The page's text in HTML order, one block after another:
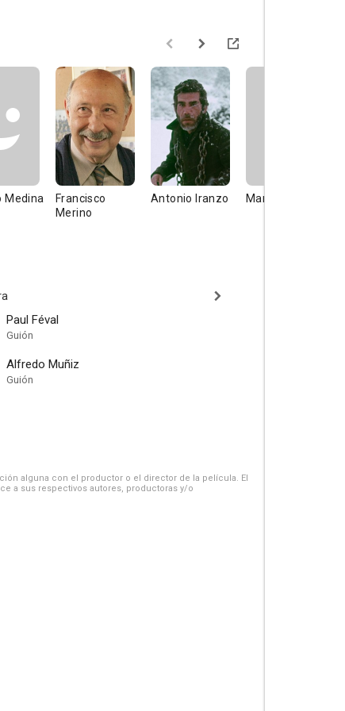
Medina
Francisco
Merino
Antonio Iranzo Maria Lasala
Paul Féval
Guión
Alfredo Muñiz
Guión
alguna con el productor o el director de la película. El
a sus respectivos autores, productoras y/o